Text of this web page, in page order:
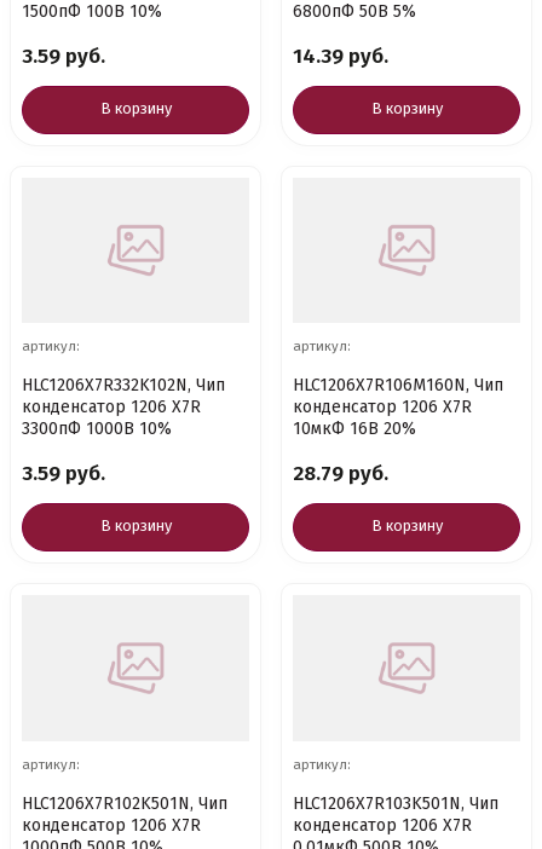
1500пФ 100В 10%
3.59 руб.
В корзину
6800пФ 50В 5%
14.39 руб.
В корзину
артикул:
HLC1206X7R332K102N, Чип
конденсатор 1206 X7R
3300пФ 1000В 10%
3.59 руб.
В корзину
артикул:
HLC1206X7R106M160N, Чип
конденсатор 1206 X7R
10мкФ 16В 20%
28.79 руб.
В корзину
артикул:
HLC1206X7R102K501N, Чип
конденсатор 1206 X7R
артикул:
HLC1206X7R103K501N, Чип
конденсатор 1206 X7R